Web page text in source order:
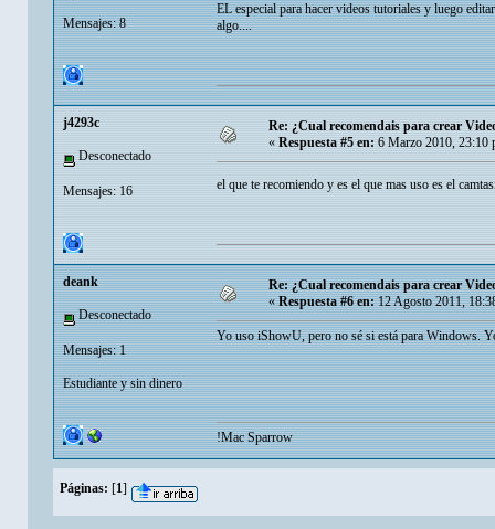
Mensajes: 8
EL especial para hacer videos tutoriales y luego
algo....
j4293c
Desconectado
Mensajes: 16
Re: ¿Cual recomendais para crear
« Respuesta #5 en: 6 Marzo 2010, 23:10
el que te recomiendo y es el que mas uso es el
deank
Desconectado
Mensajes: 1
Estudiante y sin dinero
Re: ¿Cual recomendais para crear
«Respuesta #6 en:12 Agosto 2011,
Yo uso iShowU, pero no sé si está para Windows.
!Mac Sparrow
Páginas: [1]